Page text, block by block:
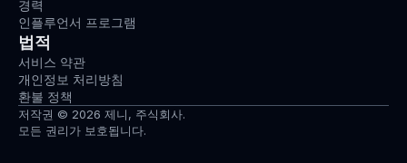
경력
인플루언서 프로그램
법적
서비스 약관
개인정보 처리방침
환불 정책
저작권 © 2026 제니, 주식회사.
모든 권리가 보호됩니다.